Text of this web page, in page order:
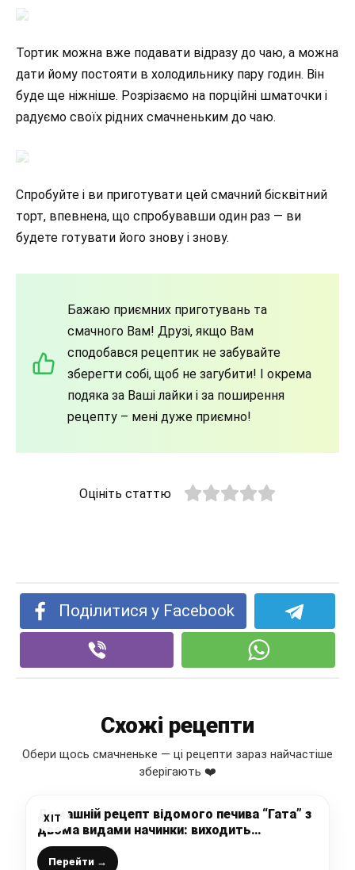
Тортик можна вже подавати відразу до чаю, а можна
дати йому постояти в холодильнику пару годин. Він
буде ще ніжніше. Розрізаємо на порційні шматочки і
радуємо своїх рідних смачненьким до чаю.
Спробуйте і ви приготувати цей смачний бісквітний
торт, впевнена, що спробувавши один раз — ви
будете готувати його знову і знову.
Бажаю приємних приготувань та
смачного Вам! Друзі, якщо Вам
сподобався рецептик не забувайте
зберегти собі, щоб не загубити! І окрема
подяка за Ваші лайки і за поширення
рецепту – мені дуже приємно!
Оцініть статтю
Поділитися у Facebook
Схожі рецепти
Обери щось смачненьке — ці рецепти зараз найчастіше
зберігають ❤️
ХІТ
Домашній рецепт відомого печива “Гата” з
двома видами начинки: виходить
розсипчастим, м’якеньким і ніжним, дуже
смачна і доступна випічка до чаю
Перейти →